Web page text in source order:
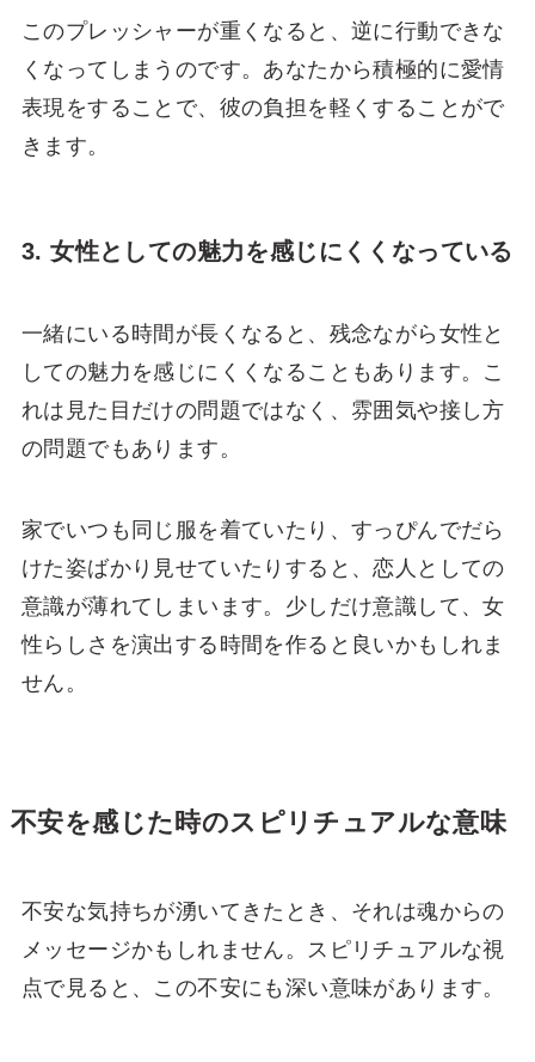
このプレッシャーが重くなると、逆に行動できな
くなってしまうのです。あなたから積極的に愛情
表現をすることで、彼の負担を軽くすることがで
きます。
3. 女性としての魅力を感じにくくなっている
一緒にいる時間が長くなると、残念ながら女性と
しての魅力を感じにくくなることもあります。こ
れは見た目だけの問題ではなく、雰囲気や接し方
の問題でもあります。
家でいつも同じ服を着ていたり、すっぴんでだら
けた姿ばかり見せていたりすると、恋人としての
意識が薄れてしまいます。少しだけ意識して、女
性らしさを演出する時間を作ると良いかもしれま
せん。
不安を感じた時のスピリチュアルな意味
不安な気持ちが湧いてきたとき、それは魂からの
メッセージかもしれません。スピリチュアルな視
点で見ると、この不安にも深い意味があります。